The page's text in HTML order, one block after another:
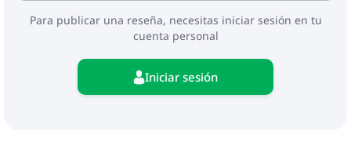
Para publicar una reseña, necesitas iniciar sesión en tu
cuenta personal
Iniciar sesión